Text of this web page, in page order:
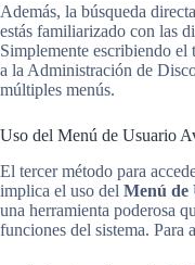
Además, la búsqueda
estás familiarizado con las
Simplemente escribiendo el
a la Administración de
múltiples menús.
Uso del Menú de Usuario
El tercer método para
implica el uso del Menú de
una herramienta poderosa
funciones del sistema. Para